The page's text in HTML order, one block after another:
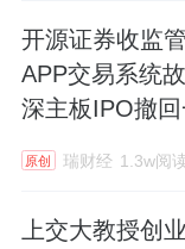
开源证券收监
APP交易系统
深主板IPO撤
原创 瑞财经 1.3w阅
上交大教授创